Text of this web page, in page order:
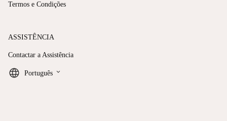
Termos e Condições
ASSISTÊNCIA
Contactar a Assistência
Português keyboard_arrow_down